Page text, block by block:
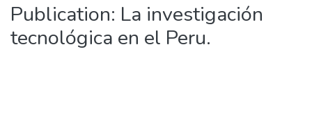
Publication: La investigación
tecnológica en el Peru.